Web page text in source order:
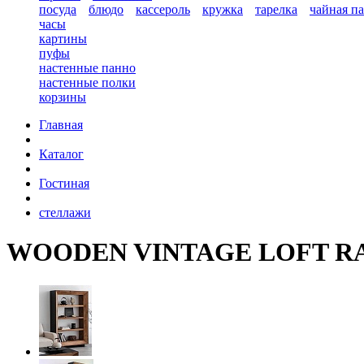
посуда
блюдо кассероль кружка тарелка
чайная
часы
картины
пуфы
настенные панно
настенные полки
корзины
Главная
Каталог
Гостиная
стеллажи
WOODEN VINTAGE LOFT